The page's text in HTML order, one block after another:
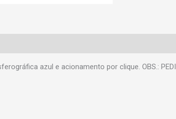
azul e acionamento por clique. OBS.: